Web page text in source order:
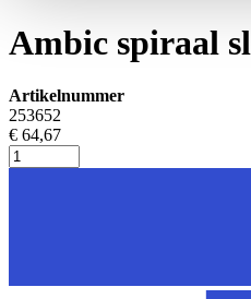
Ambic spiraal
Artikelnummer
253652
€ 64,67